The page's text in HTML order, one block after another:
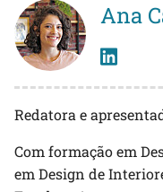
Ana
Redatora e
Com formação em
em Design de